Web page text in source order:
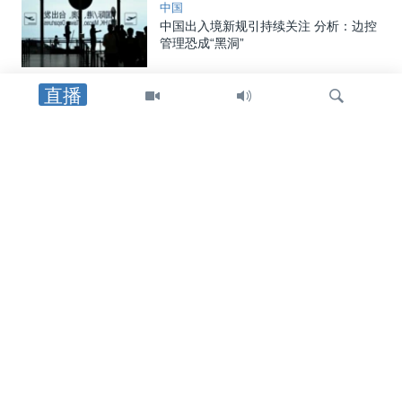
直播
中国
中国出入境新规引持续关注 分析：边控
管理恐成“黑洞”